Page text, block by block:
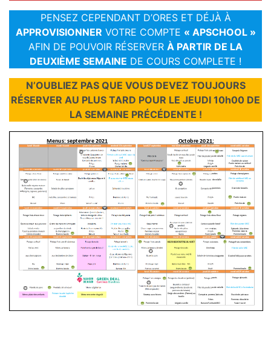
PENSEZ CEPENDANT D’ORES ET DÉJÀ À
APPROVISIONNER VOTRE COMPTE « APSCHOOL »
AFIN DE POUVOIR RÉSERVER À PARTIR DE LA
DEUXIÈME SEMAINE DE COURS COMPLETE !
N’OUBLIEZ PAS QUE VOUS DEVEZ TOUJOURS
RÉSERVER AU PLUS TARD POUR LE JEUDI 10h00 DE
LA SEMAINE PRÉCÉDENTE !